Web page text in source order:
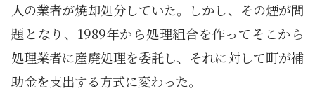
人の業者が焼却処分していた。しかし、その煙が問
題となり、1989年から処理組合を作ってそこから
処理業者に産廃処理を委託し、それに対して町が補
助金を支出する方式に変わった。